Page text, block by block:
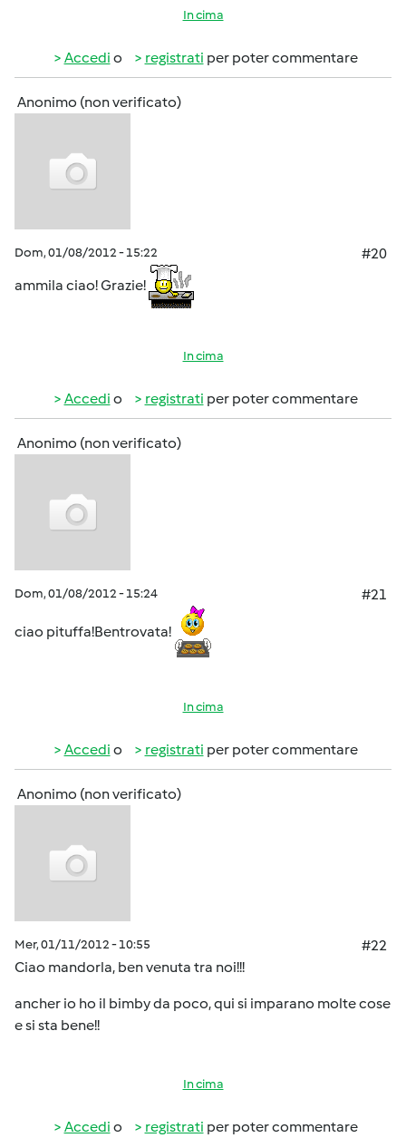
In cima
Accedi o registrati per poter commentare
Anonimo (non verificato)
Dom, 01/08/2012 - 15:22
#20
ammila ciao! Grazie!
In cima
Accedi o registrati per poter commentare
Anonimo (non verificato)
Dom, 01/08/2012 - 15:24 #21
ciao pituffa!Bentrovata!
In cima
Accedi o registrati per poter commentare
Anonimo (non verificato)
Mer, 01/11/2012 - 10:55
#22
Ciao mandorla, ben venuta tra noi!!!
ancher io ho il bimby da poco, qui si imparano molte cose
e si sta bene!!
In cima
Accedi o registrati per poter commentare